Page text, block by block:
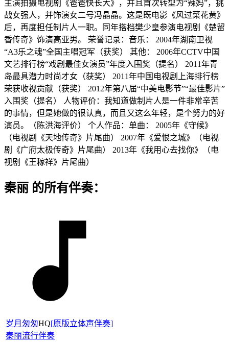
主演拍摄电视剧《爸爸快长大》，并且首次转型为“辣妈”，挑
战女强人，并饰演女二号冯晶晶。这是既电影《风过菜花黄》
后，再度担任制片人一职。同年搭档樊少皇参演电视剧《楚留
香传奇》饰演高亚男。 荣誉记录：音乐： 2004年湖南卫视
“A3乐之魂”全国主唱冠军（获奖） 其他： 2006年CCTV中国
文艺排行榜“戏剧最佳女演员”年度入围奖（提名） 2011年青
岛最具潜力时尚才女（获奖） 2011年中国电视剧上海排行榜
荣获收视贡献（获奖） 2012年第八届“中美电影节”“最佳影片”
入围奖（提名） 人物评价：我知道做制片人是一件非常辛苦
的事情，但是她做的很认真，而且又这么年轻，是个努力的好
演员。（陈洪海评价） 个人作品：单曲： 2005年《守候》
（电视剧《天地传奇》片尾曲） 2007年《爱恨之城》（电视
剧《广府太极传奇》片尾曲） 2013年《我用心去找你》（电
视剧《王稼祥》片尾曲）
秦丽 的所有伴奏：
岁月匆匆HQ[原版立体声伴奏]
秦丽流行伴奏